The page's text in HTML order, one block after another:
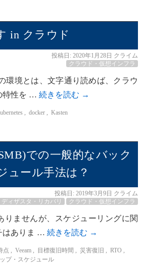
in クラウド
投稿日: 2020年1月28日 クライム
クラウド・仮想インフラ
環境とは、文字通り読めば、クラウ
特性を … 続きを読む →
docker Kasten
での一般的なバック
ュール手法は？
投稿日: 2019年3月9日 クライム
ディザスタ・リカバリ
クラウド・仮想インフラ
りませんが、スケジューリングに関
はありま … 続きを読む →
点 Veeam 目標復旧時間 災害復旧 RTO
プ・スケジュール